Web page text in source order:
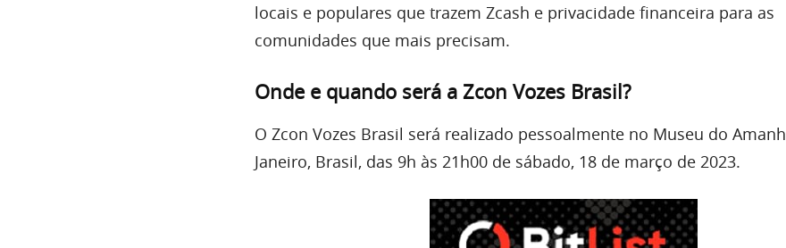
locais e populares que trazem Zcash e privacidade financeira para as
comunidades que mais precisam.
Onde e quando será a Zcon Vozes Brasil?
O Zcon Vozes Brasil será realizado pessoalmente no Museu do
Janeiro, Brasil, das 9h às 21h00 de sábado, 18 de março de 2023.